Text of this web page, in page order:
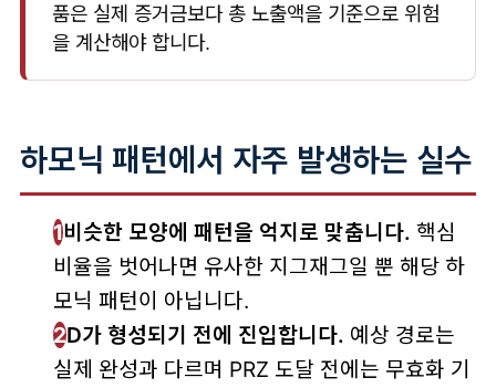
품은 실제 증거금보다 총 노출액을 기준으로 위험
을 계산해야 합니다.
하모닉 패턴에서 자주 발생하는 실수
1비슷한 모양에 패턴을 억지로 맞춥니다. 핵심
비율을 벗어나면 유사한 지그재그일 뿐 해당 하
모닉 패턴이 아닙니다.
2D가 형성되기 전에 진입합니다. 예상 경로는
실제 완성과 다르며 PRZ 도달 전에는 무효화 기